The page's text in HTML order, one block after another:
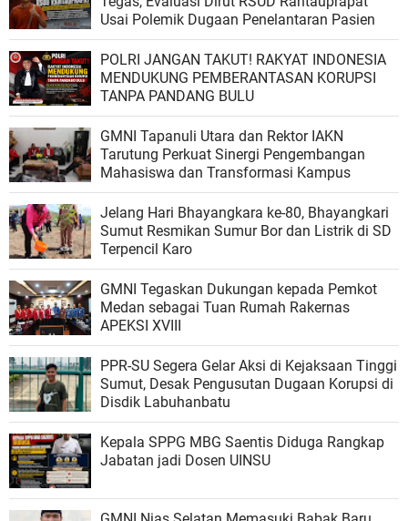
Usai Polemik Dugaan Penelantaran Pasien
POLRI JANGAN TAKUT! RAKYAT INDONESIA
MENDUKUNG PEMBERANTASAN KORUPSI
TANPA PANDANG BULU
GMNI Tapanuli Utara dan Rektor IAKN
Tarutung Perkuat Sinergi Pengembangan
Mahasiswa dan Transformasi Kampus
Jelang Hari Bhayangkara ke-80, Bhayangkari
Sumut Resmikan Sumur Bor dan Listrik di SD
Terpencil Karo
GMNI Tegaskan Dukungan kepada Pemkot
Medan sebagai Tuan Rumah Rakernas
APEKSI XVIII
‎PPR-SU Segera Gelar Aksi di Kejaksaan Tinggi
Sumut, Desak Pengusutan Dugaan Korupsi di
Disdik Labuhanbatu
Kepala SPPG MBG Saentis Diduga Rangkap
Jabatan jadi Dosen UINSU